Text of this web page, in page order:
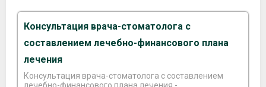
Консультация врача-стоматолога с
составлением лечебно-финансового плана
лечения
Консультация врача-стоматолога с составлением